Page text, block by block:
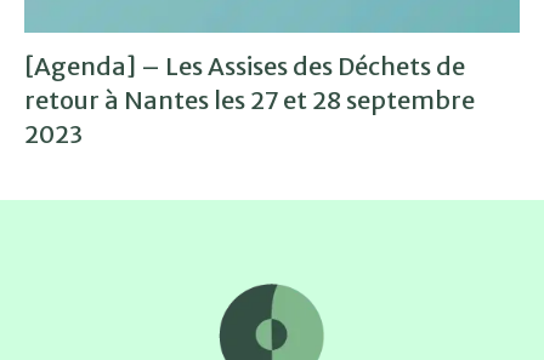
[Agenda] – Les Assises des Déchets de
retour à Nantes les 27 et 28 septembre
2023